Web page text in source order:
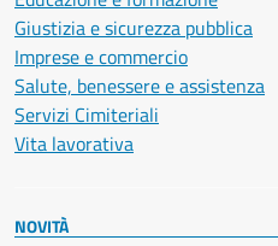
Giustizia e sicurezza pubblica
Imprese e commercio
Salute, benessere e assistenza
Servizi Cimiteriali
Vita lavorativa
NOVITÀ